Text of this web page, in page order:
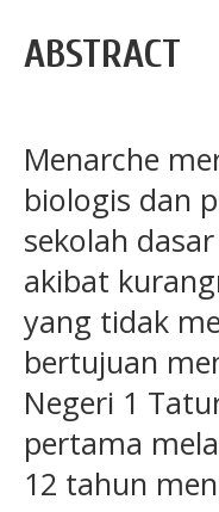
ABSTRACT
Menarche
biologis dan
sekolah
akibat
yang tidak
bertujuan
Negeri 1
pertama
12 tahun